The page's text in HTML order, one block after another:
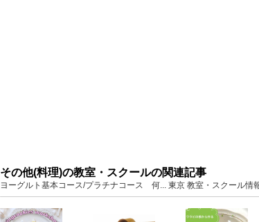
その他(料理)の教室・スクールの関連記事
ヨーグルト基本コース/プラチナコース 何... 東京 教室・スクール情